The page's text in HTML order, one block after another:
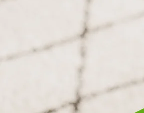
Unsere Geschenke begeistern.
+49 39292 929695
Samstag - Sonntag : 8:30 - 13:00 Uhr